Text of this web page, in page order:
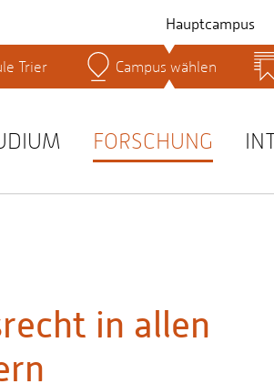
Hauptcampus
Lernplattformen
Studienservice
Trier Campus wählen
FORSCHUNG
in allen